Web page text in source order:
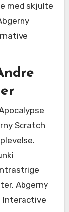
med skjulte
Scratch
Abgerny
Interactive